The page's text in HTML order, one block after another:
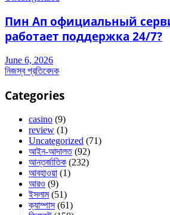
Пин Ап официальный
работает поддержка 24/7?
June 6, 2026
নিজস্ব প্রতিবেদক
Categories
casino (9)
review (1)
Uncategorized (71)
আইন-আদালত(92)
আন্তর্জাতিক (232)
আবহাওয়া (1)
আরও (9)
ইসলাম(51)
ক্যাম্পাস(61)